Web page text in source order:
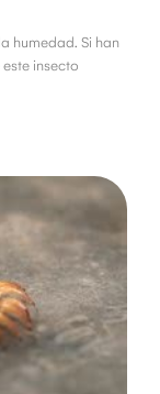
humedad. Si han
insecto